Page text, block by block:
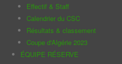
Effectif & Staff
Calendrier du CSC
Résultats & classement
Coupe d'Algérie 2023
ÉQUIPE RÉSERVE